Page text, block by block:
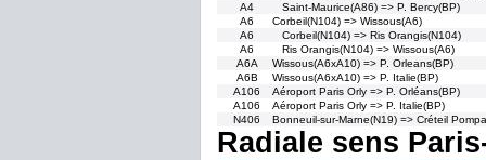
A4
Saint-Maurice(A86) => P. Bercy(BP)
A6
Corbeil(N104) => Wissous(A6)
A6
Corbeil(N104) => Ris Orangis(N104)
A6
Ris Orangis(N104) => Wissous(A6)
A6A
Wissous(A6xA10) => P. Orleans(BP)
A6B
Wissous(A6xA10) => P. Italie(BP)
A106
Aéroport Paris Orly => P. Orléans(BP)
A106
Aéroport Paris Orly => P. Italie(BP)
N406
Bonneuil-sur-Marne(N19) => Créteil
Radiale sens